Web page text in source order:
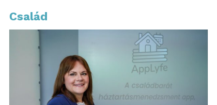
Mit érdemes akkor januárban
tenni?
, hanem finom
előkészítést.
,,Egyetlen új, kíméletes
szokás bőven elég:
Család